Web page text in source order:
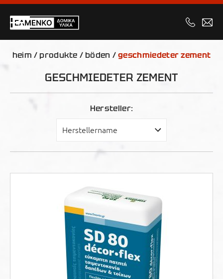
heim /produkte /böden /geschmiedeter zement
GESCHMIEDETER ZEMENT
Hersteller: